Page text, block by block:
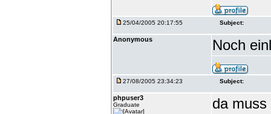
25/04/2005 20:17:55 Subject:
Anonymous Noch
27/08/2005 23:34:23 Subject:
phpuser3
Graduate
da